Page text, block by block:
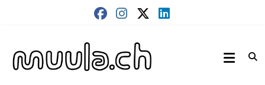
muula.ch